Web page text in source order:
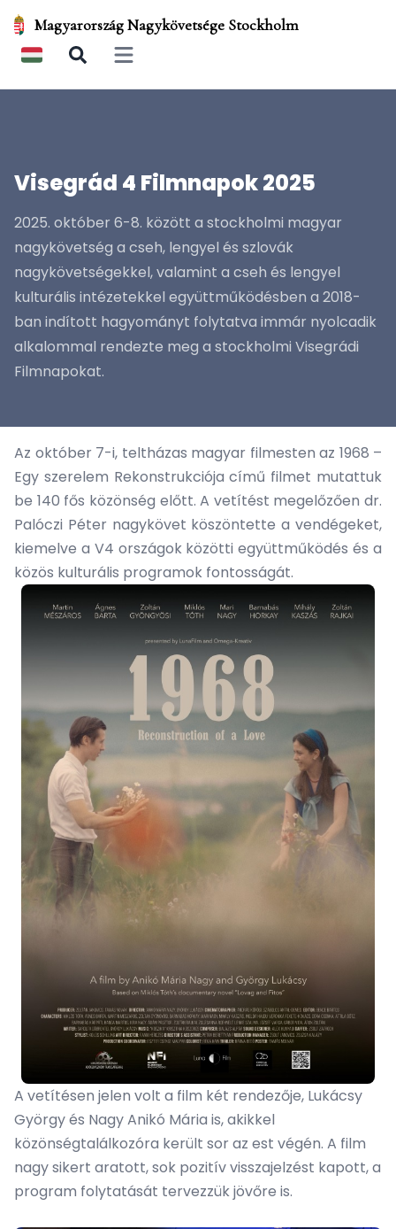
Magyarország Nagykövetsége Stockholm
Open main menu
Visegrád 4 Filmnapok 2025
2025. október 6-8. között a stockholmi magyar
nagykövetség a cseh, lengyel és szlovák
nagykövetségekkel, valamint a cseh és lengyel
kulturális intézetekkel együttműködésben a 2018-
ban indított hagyományt folytatva immár nyolcadik
alkalommal rendezte meg a stockholmi Visegrádi
Filmnapokat.
Az október 7-i, teltházas magyar filmesten az 1968 –
Egy szerelem Rekonstrukciója című filmet mutattuk
be 140 fős közönség előtt. A vetítést megelőzően dr.
Palóczi Péter nagykövet köszöntette a vendégeket,
kiemelve a V4 országok közötti együttműködés és a
közös kulturális programok fontosságát.
A vetítésen jelen volt a film két rendezője, Lukácsy
György és Nagy Anikó Mária is, akikkel
közönségtalálkozóra került sor az est végén. A film
nagy sikert aratott, sok pozitív visszajelzést kapott, a
program folytatását tervezzük jövőre is.